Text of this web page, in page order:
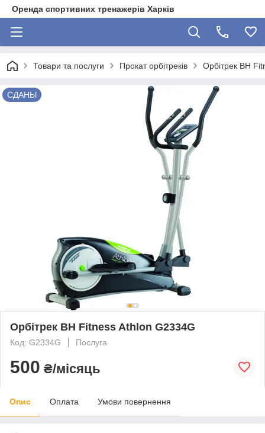
Оренда спортивних тренажерів Харків
Товари та послуги Прокат орбітреків Орбітрек BH
СДАНЫ
Орбітрек BH Fitness Athlon G2334G
Код: G2334G Послуга
500 ₴/місяць
Опис Оплата Умови повернення